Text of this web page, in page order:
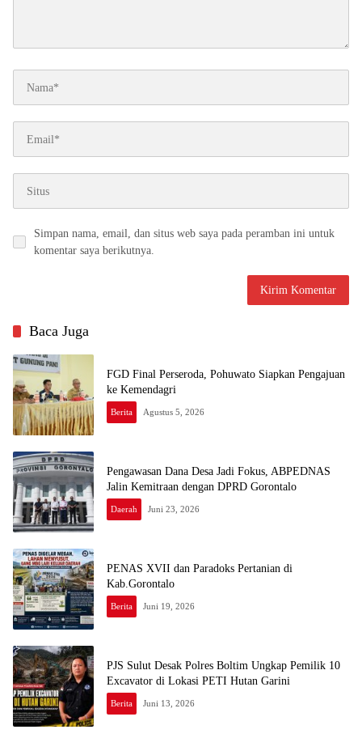
Simpan nama, email, dan situs web saya pada peramban ini untuk
komentar saya berikutnya.
Baca Juga
FGD Final Perseroda, Pohuwato Siapkan Pengajuan
ke Kemendagri
Berita Agustus 5, 2026
Pengawasan Dana Desa Jadi Fokus, ABPEDNAS
Jalin Kemitraan dengan DPRD Gorontalo
Daerah Juni 23, 2026
PENAS XVII dan Paradoks Pertanian di
Kab.Gorontalo
Berita Juni 19, 2026
PJS Sulut Desak Polres Boltim Ungkap Pemilik 10
Excavator di Lokasi PETI Hutan Garini
Berita Juni 13, 2026